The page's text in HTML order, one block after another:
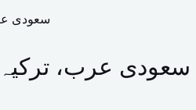
سعودی عرب، ترکیہ